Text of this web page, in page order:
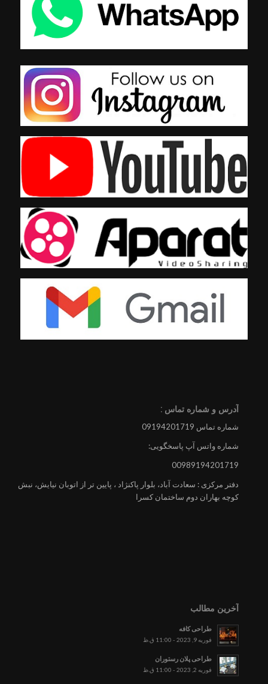
آدرس و شماره تماس :
شماره تماس 09194201719
شماره واتس آپ پاسخگویی:
00989194201719
دفتر مرکزی : سعادت آباد، بلوار پاکنژاد ، پایین تر از اتوبان نیایش، نبش
کوچه بهاران دوم ساختمان کسرا
آخرین مطالب
طراحی کافه
فوریه 9, 2023 - 11:00 ق.ظ
طراحی پلان رستوران
فوریه 2, 2023 - 11:00 ق.ظ